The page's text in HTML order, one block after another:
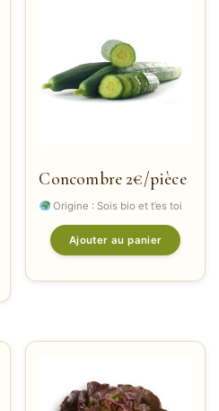
Concombre 2€/pièce
Origine : Sois bio et t’es toi
Ajouter au panier